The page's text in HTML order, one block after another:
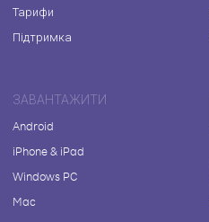
Тарифи
Підтримка
ЗАВАНТАЖИТИ
Android
iPhone & iPad
Windows PC
Mac